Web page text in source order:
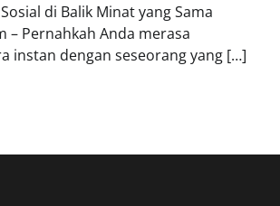
di Balik Minat yang Sama
– Pernahkah Anda merasa
instan dengan seseorang yang […]